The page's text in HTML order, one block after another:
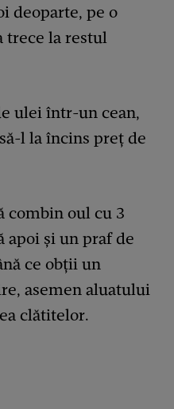
deoparte, pe o
trece la restul
ulei într-un cean,
l la încins preț de
combin oul cu 3
apoi și un praf de
ce obții un
asemen aluatului
clătitelor.